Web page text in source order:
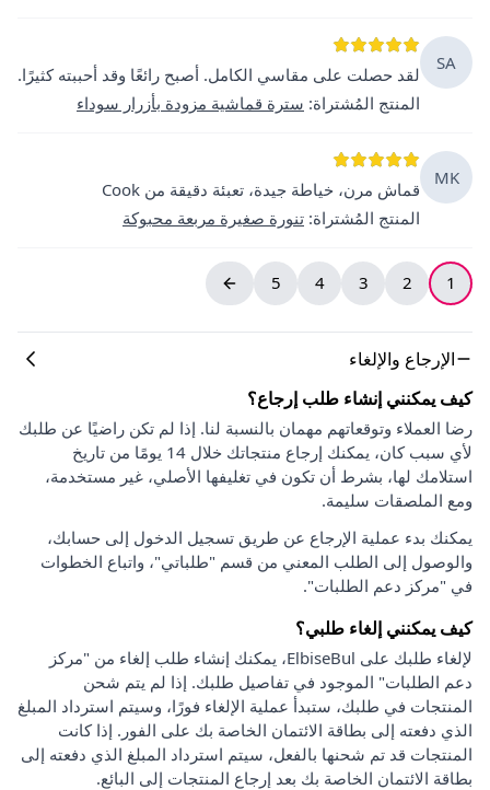
SA
لقد حصلت على مقاسي الكامل. أصبح رائعًا وقد أحببته كثيرًا.
المنتج المُشتراة: سترة قماشية مزودة بأزرار سوداء
MK
قماش مرن، خياطة جيدة، تعبئة دقيقة من Cook
المنتج المُشتراة: تنورة صغيرة مربعة محبوكة
1
2
3
4
5
الإرجاع والإلغاء
كيف يمكنني إنشاء طلب إرجاع؟
رضا العملاء وتوقعاتهم مهمان بالنسبة لنا. إذا لم تكن راضيًا عن طلبك
لأي سبب كان، يمكنك إرجاع منتجاتك خلال 14 يومًا من تاريخ
استلامك لها، بشرط أن تكون في تغليفها الأصلي، غير مستخدمة،
ومع الملصقات سليمة.
يمكنك بدء عملية الإرجاع عن طريق تسجيل الدخول إلى حسابك،
والوصول إلى الطلب المعني من قسم "طلباتي"، واتباع الخطوات
في "مركز دعم الطلبات".
كيف يمكنني إلغاء طلبي؟
لإلغاء طلبك على ElbiseBul، يمكنك إنشاء طلب إلغاء من "مركز
دعم الطلبات" الموجود في تفاصيل طلبك. إذا لم يتم شحن
المنتجات في طلبك، ستبدأ عملية الإلغاء فورًا، وسيتم استرداد المبلغ
الذي دفعته إلى بطاقة الائتمان الخاصة بك على الفور. إذا كانت
المنتجات قد تم شحنها بالفعل، سيتم استرداد المبلغ الذي دفعته إلى
بطاقة الائتمان الخاصة بك بعد إرجاع المنتجات إلى البائع.